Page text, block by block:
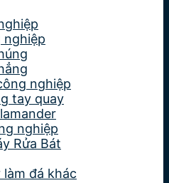
nghiệp
nghiệp
tay quay
nghiệp
Rửa Bát
làm đá khác